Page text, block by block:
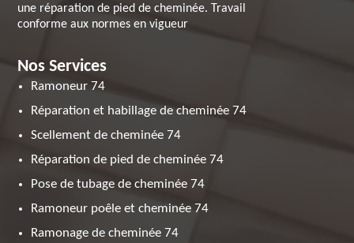
une réparation de pied de cheminée. Travail
conforme aux normes en vigueur
Nos Services
Ramoneur 74
Réparation et habillage de cheminée 74
Scellement de cheminée 74
Réparation de pied de cheminée 74
Pose de tubage de cheminée 74
Ramoneur poêle et cheminée 74
Ramonage de cheminée 74